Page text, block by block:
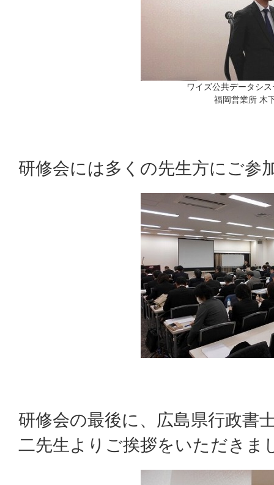
ワイズ公共データシ
福岡営業所 木
研修会には多くの先生方にご参
研修会の最後に、広島県行政書
二先生よりご挨拶をいただきま